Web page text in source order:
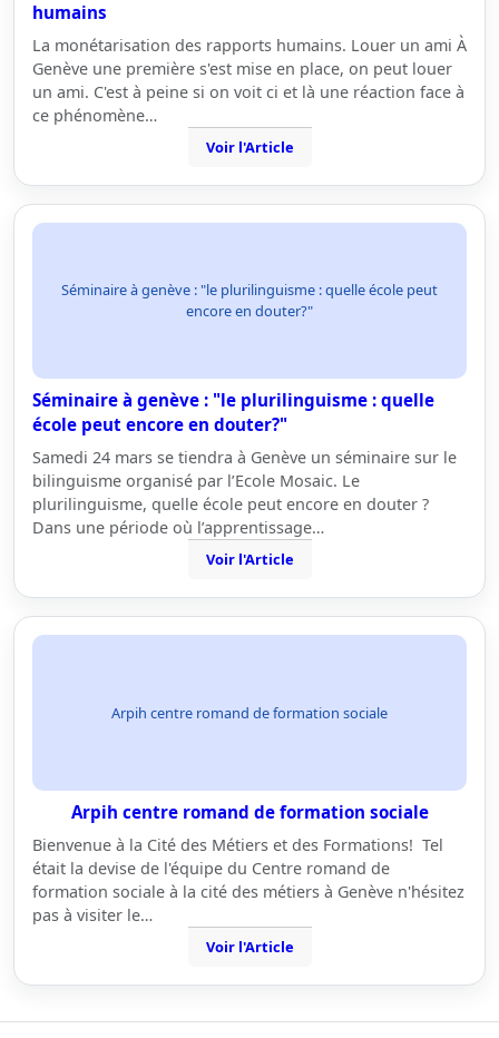
humains
La monétarisation des rapports humains. Louer un ami À
Genève une première s'est mise en place, on peut louer
un ami. C'est à peine si on voit ci et là une réaction face à
ce phénomène…
Voir l'Article
Séminaire à genève : "le plurilinguisme : quelle école peut
encore en douter?"
Séminaire à genève : "le plurilinguisme : quelle
école peut encore en douter?"
Samedi 24 mars se tiendra à Genève un séminaire sur le
bilinguisme organisé par l’Ecole Mosaic. Le
plurilinguisme, quelle école peut encore en douter ?
Dans une période où l’apprentissage…
Voir l'Article
Arpih centre romand de formation sociale
Arpih centre romand de formation sociale
Bienvenue à la Cité des Métiers et des Formations! Tel
était la devise de l'équipe du Centre romand de
formation sociale à la cité des métiers à Genève n'hésitez
pas à visiter le…
Voir l'Article